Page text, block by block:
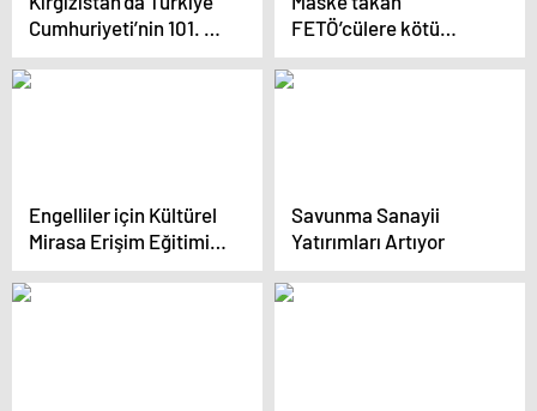
Cumhuriyeti’nin 101. yılı
dolayısıyla resepsiyon
verildi
FETÖ’cülere kötü
haber!
Engelliler için Kültürel
Mirasa Erişim Eğitimi
Başladı
Savunma Sanayii
Yatırımları Artıyor